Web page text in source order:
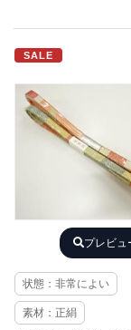
SALE
プレビュ
状態：非常によい
素材：正絹